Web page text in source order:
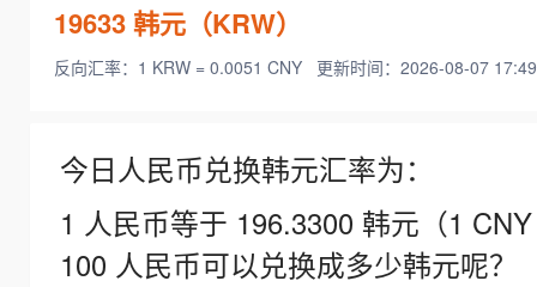
19633韩元（KRW）
反向汇率：1 KRW = 0.0051 CNY 更新时间：2026-08-07
今日人民币兑换韩元汇率为：
1 人民币等于 196.3300 韩元（1
100 人民币可以兑换成多少韩元呢？